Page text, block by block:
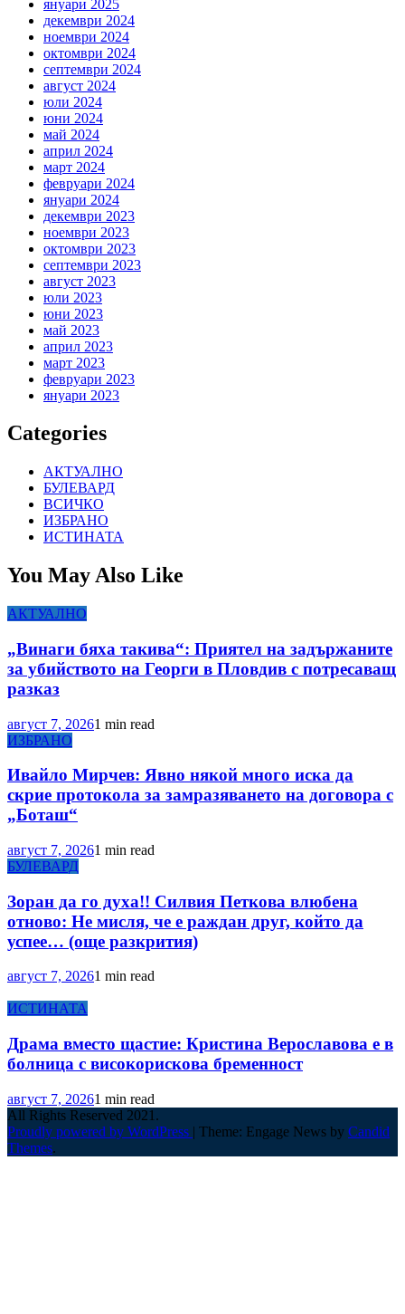
януари 2025
декември 2024
ноември 2024
октомври 2024
септември 2024
август 2024
юли 2024
юни 2024
май 2024
април 2024
март 2024
февруари 2024
януари 2024
декември 2023
ноември 2023
октомври 2023
септември 2023
август 2023
юли 2023
юни 2023
май 2023
април 2023
март 2023
февруари 2023
януари 2023
Categories
АКТУАЛНО
БУЛЕВАРД
ВСИЧКО
ИЗБРАНО
ИСТИНАТА
You May Also Like
АКТУАЛНО
„Винаги бяха такива“: Приятел на задържаните
за убийството на Георги в Пловдив с потресаващ
разказ
август 7, 20261 min read
ИЗБРАНО
Ивайло Мирчев: Явно някой много иска да
скрие протокола за замразяването на договора с
„Боташ“
август 7, 20261 min read
БУЛЕВАРД
Зоран да го духа!! Силвия Петкова влюбена
отново: Не мисля, че е раждан друг, който да
успее… (още разкрития)
август 7, 20261 min read
ИСТИНАТА
Драма вместо щастие: Кристина Верославова е в
болница с високорискова бременност
август 7, 20261 min read
All Rights Reserved 2021.
Proudly powered by WordPress | Theme: Engage News by Candid
Themes.